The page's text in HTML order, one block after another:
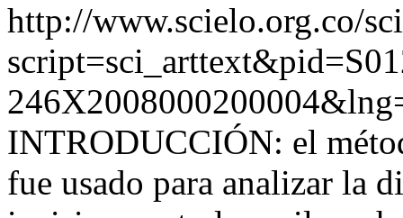
http://www.scielo.org.co/
INTRODUCCIÓN: el
fue usado para analizar la